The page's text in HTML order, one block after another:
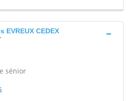
EVREUX CEDEX
sénior